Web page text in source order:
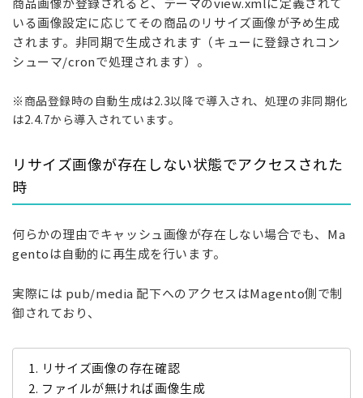
商品画像が登録されると、テーマのview.xmlに定義されて
いる画像設定に応じてその商品のリサイズ画像が予め生成
されます。非同期で生成されます（キューに登録されコン
シューマ/cronで処理されます）。
※商品登録時の自動生成は2.3以降で導入され、処理の非同期化
は2.4.7から導入されています。
リサイズ画像が存在しない状態でアクセスされた
時
何らかの理由でキャッシュ画像が存在しない場合でも、Ma
gentoは自動的に再生成を行います。
実際には pub/media 配下へのアクセスはMagento側で制
御されており、
リサイズ画像の存在確認
ファイルが無ければ画像生成